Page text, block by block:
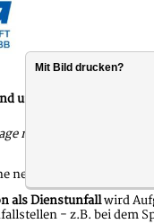
um die Impfstrategie
nach dem Beginn
negative
als Dienstunfallwird
- z.B. bei dem
Mit Bild drucken?